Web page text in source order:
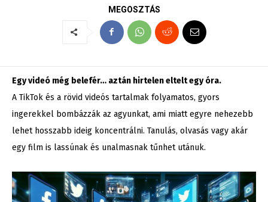
MEGOSZTÁS
Egy videó még belefér… aztán hirtelen eltelt egy óra.
A TikTok és a rövid videós tartalmak folyamatos, gyors
ingerekkel bombázzák az agyunkat, ami miatt egyre nehezebb
lehet hosszabb ideig koncentrálni. Tanulás, olvasás vagy akár
egy film is lassúnak és unalmasnak tűnhet utánuk.